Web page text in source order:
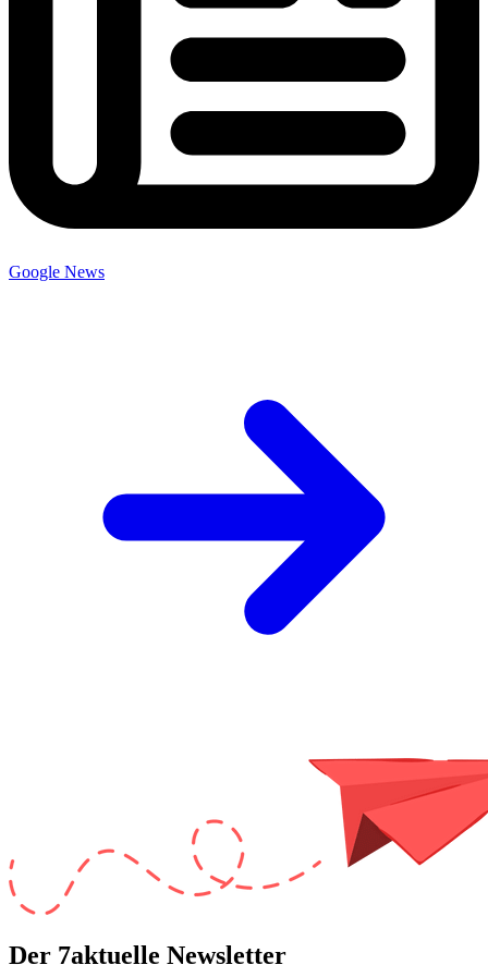
Google News
Der 7aktuelle Newsletter